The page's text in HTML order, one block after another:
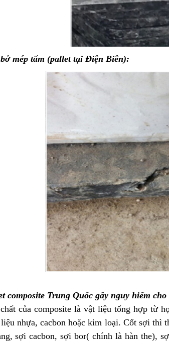
mép tấm (pallet tại Điện Biên):
composite Trung Quốc gây nguy hiểm
của composite là vật liệu tổng hợp từ
nhựa, cacbon hoặc kim loại. Cốt sợi thì
sợi cacbon, sợi bor( chính là hàn the),